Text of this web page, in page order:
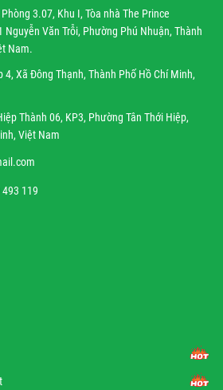
3.07, Khu I, Tòa nhà The Prince
Nguyễn Văn Trỗi, Phường Phú Nhuận, Thành
Nam.
4, Xã Đông Thạnh, Thành Phố Hồ Chí Minh,
Thành 06, KP3, Phường Tân Thới Hiệp,
Việt Nam
119